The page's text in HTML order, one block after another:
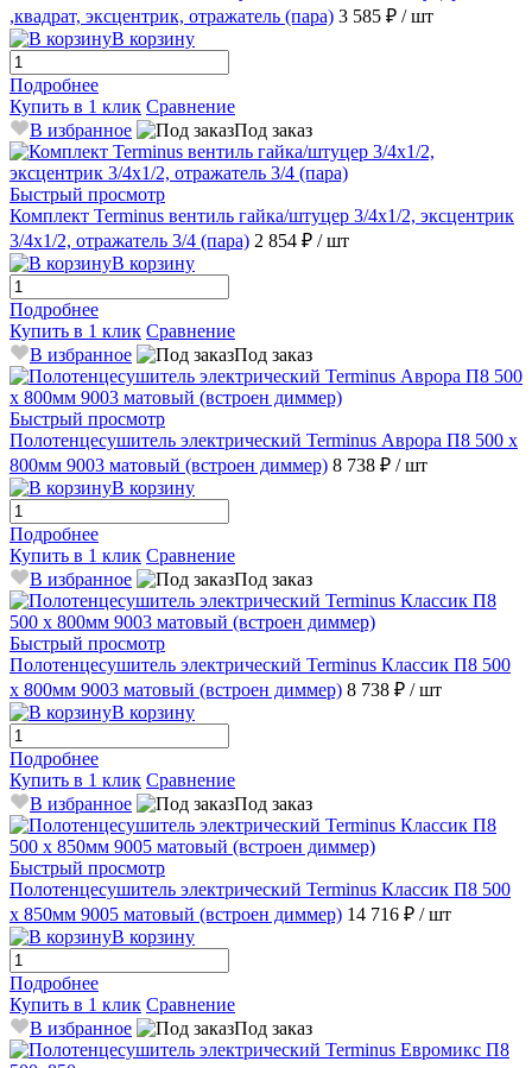
,квадрат, эксцентрик, отражатель (пара) 3 585 ₽ / шт
В корзину
Подробнее
Купить в 1 клик Сравнение
В избранное
Под заказ
Быстрый просмотр
Комплект Terminus вентиль гайка/штуцер 3/4х1/2, эксцентрик
3/4х1/2, отражатель 3/4 (пара) 2 854 ₽ / шт
В корзину
Подробнее
Купить в 1 клик Сравнение
В избранное
Под заказ
Быстрый просмотр
Полотенцесушитель электрический Terminus Аврора П8 500 х
800мм 9003 матовый (встроен диммер) 8 738 ₽ / шт
В корзину
Подробнее
Купить в 1 клик Сравнение
В избранное
Под заказ
Быстрый просмотр
Полотенцесушитель электрический Terminus Классик П8 500
х 800мм 9003 матовый (встроен диммер) 8 738 ₽ / шт
В корзину
Подробнее
Купить в 1 клик Сравнение
В избранное
Под заказ
Быстрый просмотр
Полотенцесушитель электрический Terminus Классик П8 500
х 850мм 9005 матовый (встроен диммер) 14 716 ₽ / шт
В корзину
Подробнее
Купить в 1 клик Сравнение
В избранное
Под заказ